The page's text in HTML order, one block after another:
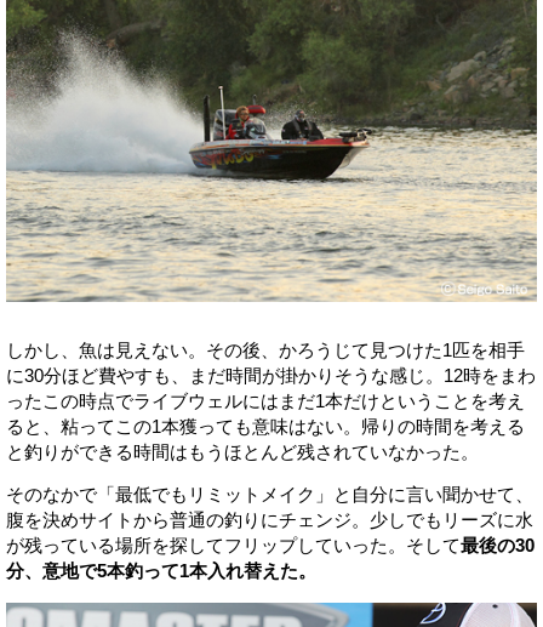
しかし、魚は見えない。その後、かろうじて見つけた1匹を相手
に30分ほど費やすも、まだ時間が掛かりそうな感じ。12時をまわ
ったこの時点でライブウェルにはまだ1本だけということを考え
ると、粘ってこの1本獲っても意味はない。帰りの時間を考える
と釣りができる時間はもうほとんど残されていなかった。
そのなかで「最低でもリミットメイク」と自分に言い聞かせて、
腹を決めサイトから普通の釣りにチェンジ。少しでもリーズに水
が残っている場所を探してフリップしていった。そして最後の30
分、意地で5本釣って1本入れ替えた。